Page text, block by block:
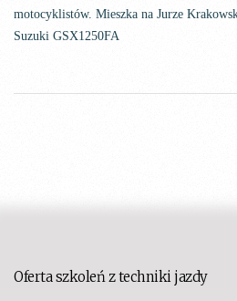
motocyklistów. Mieszka na Jurze
Suzuki GSX1250FA
Oferta szkoleń z techniki jazdy